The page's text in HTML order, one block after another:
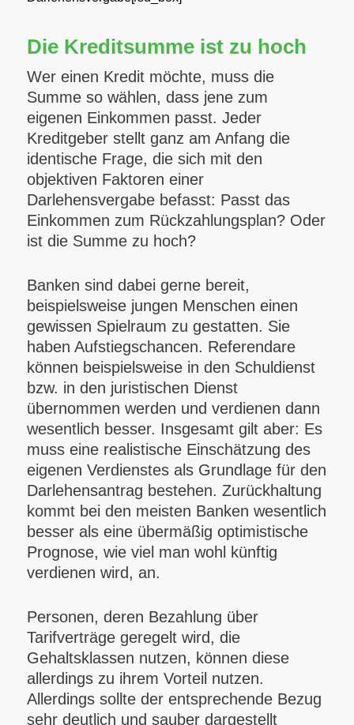
Die Kreditsumme ist zu hoch
Wer einen Kredit möchte, muss die
Summe so wählen, dass jene zum
eigenen Einkommen passt. Jeder
Kreditgeber stellt ganz am Anfang die
identische Frage, die sich mit den
objektiven Faktoren einer
Darlehensvergabe befasst: Passt das
Einkommen zum Rückzahlungsplan? Oder
ist die Summe zu hoch?
Banken sind dabei gerne bereit,
beispielsweise jungen Menschen einen
gewissen Spielraum zu gestatten. Sie
haben Aufstiegschancen. Referendare
können beispielsweise in den Schuldienst
bzw. in den juristischen Dienst
übernommen werden und verdienen dann
wesentlich besser. Insgesamt gilt aber: Es
muss eine realistische Einschätzung des
eigenen Verdienstes als Grundlage für den
Darlehensantrag bestehen. Zurückhaltung
kommt bei den meisten Banken wesentlich
besser als eine übermäßig optimistische
Prognose, wie viel man wohl künftig
verdienen wird, an.
Personen, deren Bezahlung über
Tarifverträge geregelt wird, die
Gehaltsklassen nutzen, können diese
allerdings zu ihrem Vorteil nutzen.
Allerdings sollte der entsprechende Bezug
sehr deutlich und sauber dargestellt